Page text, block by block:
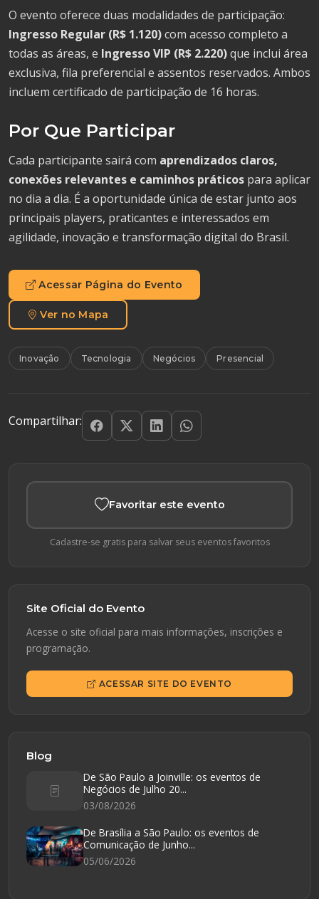
O evento oferece duas modalidades de participação:
Ingresso Regular (R$ 1.120)com acesso completo a
todas as áreas, e Ingresso VIP (R$ 2.220)que inclui área
exclusiva, fila preferencial e assentos reservados. Ambos
incluem certificado de participação de 16 horas.
Por Que Participar
Cada participante sairá com aprendizados claros,
conexões relevantes e caminhos práticos para aplicar
no dia a dia. É a oportunidade única de estar junto aos
principais players, praticantes e interessados em
agilidade, inovação e transformação digital do Brasil.
Acessar Página do Evento
Ver no Mapa
Inovação Tecnologia Negócios Presencial
Compartilhar:
Favoritar este evento
Cadastre-se gratis para salvar seus eventos favoritos
Site Oficial do Evento
Acesse o site oficial para mais informações, inscrições e
programação.
ACESSAR SITE DO EVENTO
Blog
De São Paulo a Joinville: os eventos de
Negócios de Julho 20...
03/08/2026
De Brasília a São Paulo: os eventos de
Comunicação de Junho...
05/06/2026